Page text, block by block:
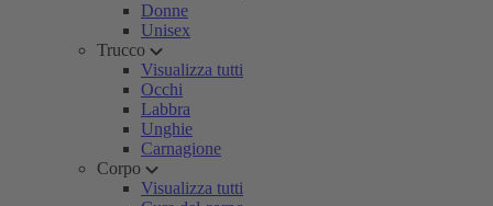
Donne
Unisex
Trucco
Visualizza tutti
Occhi
Labbra
Unghie
Carnagione
Corpo
Visualizza tutti